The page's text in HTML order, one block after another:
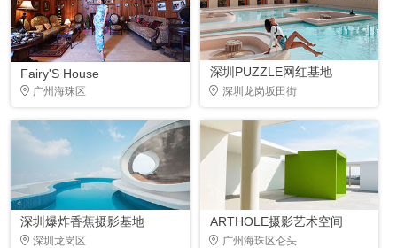
Fairy'S House
广州海珠区
深圳PUZZLE网红基地
深圳龙岗坂田街
深圳爆炸香蕉摄影基地
深圳龙岗区
ARTHOLE摄影艺术空间
广州海珠区仑头